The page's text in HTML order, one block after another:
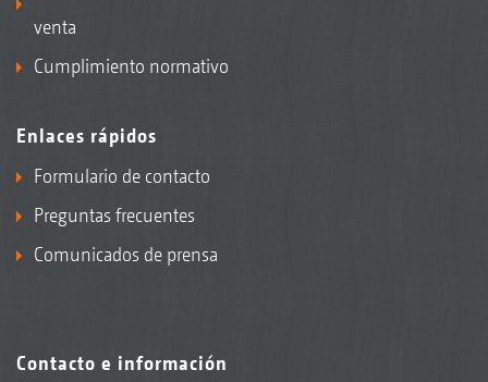
venta
Cumplimiento normativo
Enlaces rápidos
Formulario de contacto
Preguntas frecuentes
Comunicados de prensa
Contacto e información